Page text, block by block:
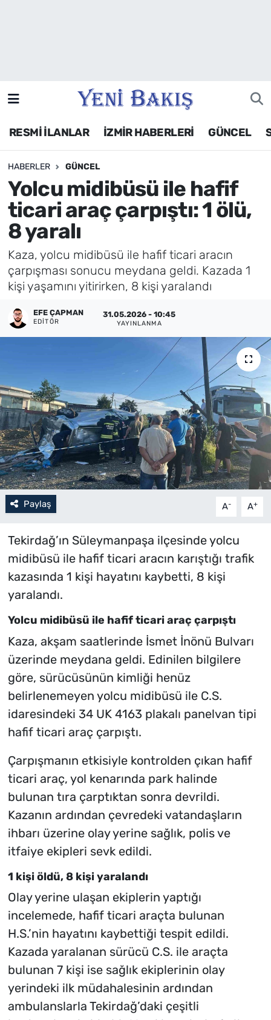
RESMİ İLANLAR İZMİR HABERLERİ GÜNCEL
HABERLER GÜNCEL
Yolcu midibüsü ile hafif
ticari araç çarpıştı: 1 ölü,
8 yaralı
Kaza, yolcu midibüsü ile hafif ticari aracın
çarpışması sonucu meydana geldi. Kazada 1
kişi yaşamını yitirirken, 8 kişi yaralandı
EFE ÇAPMAN
EDITÖR
31.05.2026 - 10:45
YAYINLANMA
Paylaş A- A+
Tekirdağ’ın Süleymanpaşa ilçesinde yolcu
midibüsü ile hafif ticari aracın karıştığı trafik
kazasında 1 kişi hayatını kaybetti, 8 kişi
yaralandı.
Yolcu midibüsü ile hafif ticari araç çarpıştı
Kaza, akşam saatlerinde İsmet İnönü Bulvarı
üzerinde meydana geldi. Edinilen bilgilere
göre, sürücüsünün kimliği henüz
belirlenemeyen yolcu midibüsü ile C.S.
idaresindeki 34 UK 4163 plakalı panelvan tipi
hafif ticari araç çarpıştı.
Çarpışmanın etkisiyle kontrolden çıkan hafif
ticari araç, yol kenarında park halinde
bulunan tıra çarptıktan sonra devrildi.
Kazanın ardından çevredeki vatandaşların
ihbarı üzerine olay yerine sağlık, polis ve
itfaiye ekipleri sevk edildi.
1 kişi öldü, 8 kişi yaralandı
Olay yerine ulaşan ekiplerin yaptığı
incelemede, hafif ticari araçta bulunan
H.S.’nin hayatını kaybettiği tespit edildi.
Kazada yaralanan sürücü C.S. ile araçta
bulunan 7 kişi ise sağlık ekiplerinin olay
yerindeki ilk müdahalesinin ardından
ambulanslarla Tekirdağ’daki çeşitli
Siyaset
Asayiş / Polis-Adliye
Spor
Magazin
Foto Galeri
Künye
İletişim